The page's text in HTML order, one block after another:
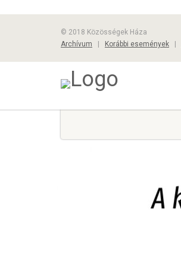
© 2018 Közösségek Háza
Archívum
Korábbi események